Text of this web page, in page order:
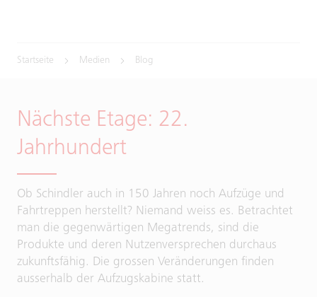
Startseite Medien Blog
Nächste Etage: 22.
Jahrhundert
Ob Schindler auch in 150 Jahren noch Aufzüge und
Fahrtreppen herstellt? Niemand weiss es. Betrachtet
man die gegenwärtigen Megatrends, sind die
Produkte und deren Nutzenversprechen durchaus
zukunftsfähig. Die grossen Veränderungen finden
ausserhalb der Aufzugskabine statt.